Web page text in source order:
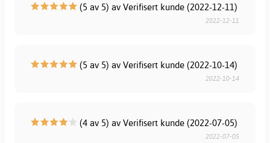
(5 av 5) av Verifisert kunde (2022-12-11)
2022-12-11
(5 av 5) av Verifisert kunde (2022-10-14)
2022-10-14
(4 av 5) av Verifisert kunde (2022-07-05)
2022-07-05